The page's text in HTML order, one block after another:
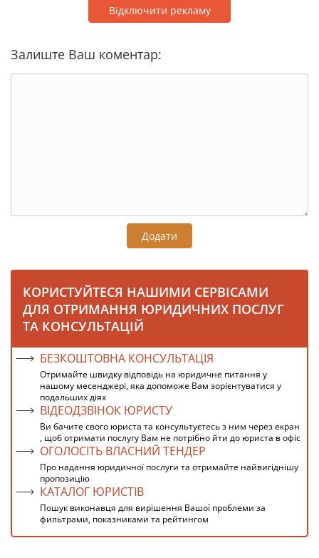
Відключити рекламу
Залиште Ваш коментар:
Додати
КОРИСТУЙТЕСЯ НАШИМИ СЕРВІСАМИ
ДЛЯ ОТРИМАННЯ ЮРИДИЧНИХ ПОСЛУГ
ТА КОНСУЛЬТАЦІЙ
БЕЗКОШТОВНА КОНСУЛЬТАЦІЯ
Отримайте швидку відповідь на юридичне питання у
нашому месенджері, яка допоможе Вам зорієнтуватися у
подальших діях
ВІДЕОДЗВІНОК ЮРИСТУ
Ви бачите свого юриста та консультуєтесь з ним через екран
, щоб отримати послугу Вам не потрібно йти до юриста в офіс
ОГОЛОСІТЬ ВЛАСНИЙ ТЕНДЕР
Про надання юридичної послуги та отримайте найвигіднішу
пропозицію
КАТАЛОГ ЮРИСТІВ
Пошук виконавця для вирішення Вашої проблеми за
фильтрами, показниками та рейтингом